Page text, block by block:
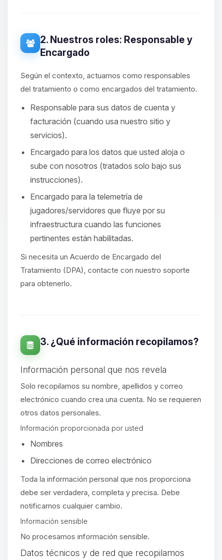
2. Nuestros roles: Responsable y
Encargado
Según el contexto, actuamos como responsables
del tratamiento o como encargados del tratamiento.
Responsable para sus datos de cuenta y
facturación (cuando usa nuestro sitio y
servicios).
Encargado para los datos que usted aloja o
sube con nosotros (tratados solo bajo sus
instrucciones).
Encargado para la telemetría de
jugadores/servidores que fluye por su
infraestructura cuando las funciones
pertinentes están habilitadas.
Si necesita un Acuerdo de Encargado del
Tratamiento (DPA), contacte con nuestro soporte
para obtenerlo.
3. ¿Qué información recopilamos?
Información personal que nos revela
Solo recopilamos su nombre, apellidos y correo
electrónico cuando crea una cuenta. No se requieren
otros datos personales.
Información proporcionada por usted
Nombres
Direcciones de correo electrónico
Toda la información personal que nos proporciona
debe ser verdadera, completa y precisa. Debe
notificarnos cualquier cambio.
Información sensible
No procesamos información sensible.
Datos técnicos y de red que recopilamos
Yupi, por fin alguien con quien